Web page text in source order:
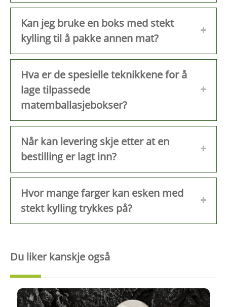
Kan jeg bruke en boks med stekt
kylling til å pakke annen mat?
Hva er de spesielle teknikkene for å
lage tilpassede
matemballasjebokser?
Når kan levering skje etter at en
bestilling er lagt inn?
Hvor mange farger kan esken med
stekt kylling trykkes på?
Du liker kanskje også